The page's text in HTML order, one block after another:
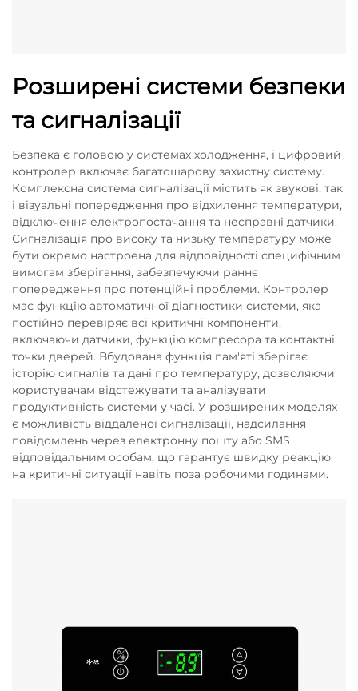
Розширені системи безпеки
та сигналізації
Безпека є головою у системах холодження, і цифровий
контролер включає багатошарову захистну систему.
Комплексна система сигналізації містить як звукові, так
і візуальні попередження про відхилення температури,
відключення електропостачання та несправні датчики.
Сигналізація про високу та низьку температуру може
бути окремо настроена для відповідності специфічним
вимогам зберігання, забезпечуючи раннє
попередження про потенційні проблеми. Контролер
має функцію автоматичної діагностики системи, яка
постійно перевіряє всі критичні компоненти,
включаючи датчики, функцію компресора та контактні
точки дверей. Вбудована функція пам'яті зберігає
історію сигналів та дані про температуру, дозволяючи
користувачам відстежувати та аналізувати
продуктивність системи у часі. У розширених моделях
є можливість віддаленої сигналізації, надсилання
повідомлень через електронну пошту або SMS
відповідальним особам, що гарантує швидку реакцію
на критичні ситуації навіть поза робочими годинами.